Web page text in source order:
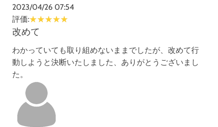
2023/04/26 07:54
評価:
改めて
わかっていても取り組めないままでしたが、改めて行
動しようと決断いたしました、ありがとうございまし
た。